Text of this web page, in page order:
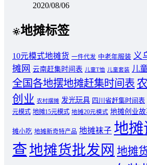
2020/08/06
地摊标签
10元模式地摊货 一件代发 中老年服装 义
摊网 云南赶集时间表 儿童T恤 儿童套装 儿
全国各地摆地摊赶集时间表
创业 农村摆摊 发光玩具 四川省赶集时间表
元模式 地摊15元模式 地摊20元模式 地摊创业
摊小吃 地摊新奇特产品 地摊袜子 地摊
查地摊货批发网 地摊